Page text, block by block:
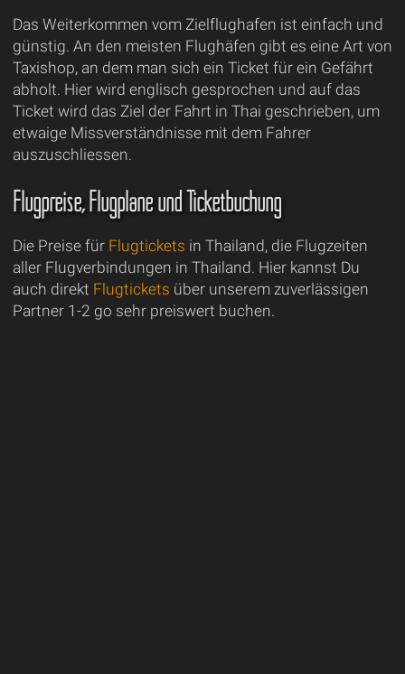
Das Weiterkommen vom Zielflughafen ist einfach und
günstig. An den meisten Flughäfen gibt es eine Art von
Taxishop, an dem man sich ein Ticket für ein Gefährt
abholt. Hier wird englisch gesprochen und auf das
Ticket wird das Ziel der Fahrt in Thai geschrieben, um
etwaige Missverständnisse mit dem Fahrer
auszuschliessen.
Flugpreise, Flugpläne und Ticketbuchung
Die Preise für Flugtickets in Thailand, die Flugzeiten
aller Flugverbindungen in Thailand. Hier kannst Du
auch direkt Flugtickets über unserem zuverlässigen
Partner 1-2 go sehr preiswert buchen.